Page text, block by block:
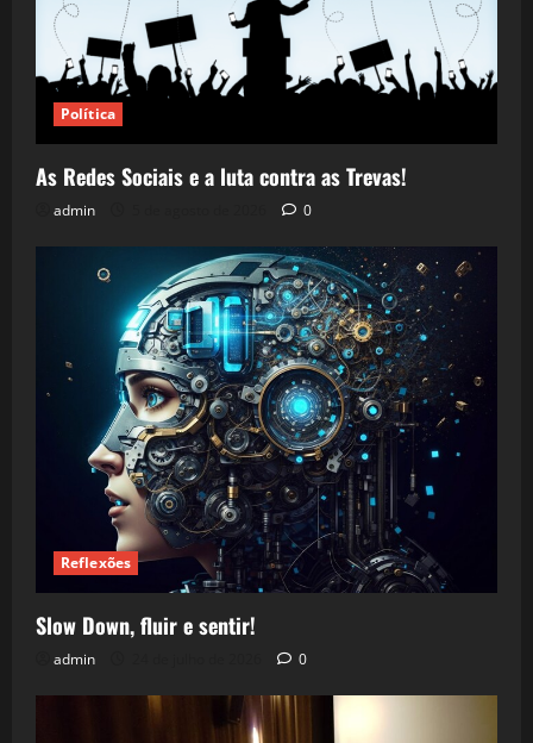
Política
As Redes Sociais e a luta contra as Trevas!
admin 0
Reflexões
Slow Down, fluir e sentir!
admin 0